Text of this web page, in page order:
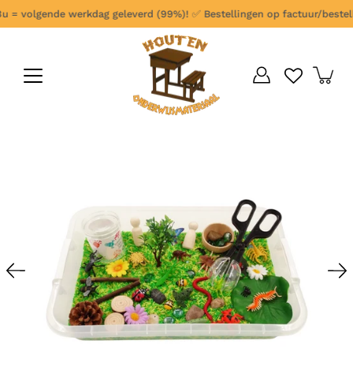
verder
volgende werkdag geleverd (99%)!✅ Bestellingen op factuur/